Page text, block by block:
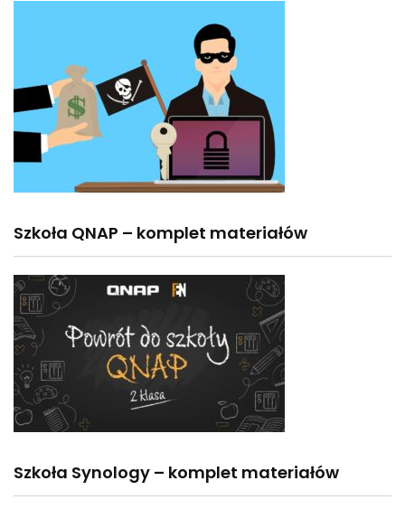
Szkoła QNAP – komplet materiałów
Szkoła Synology – komplet materiałów